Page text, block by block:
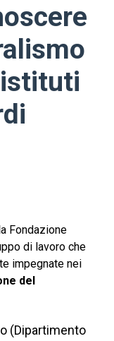
Fondazione
di lavoro che
impegnate nei
del
(Dipartimento